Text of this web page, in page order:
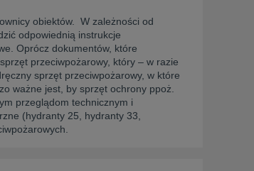
obiektów. W zależności od
odpowiednią instrukcje
Oprócz dokumentów, które
przeciwpożarowy, który – w razie
sprzęt przeciwpożarowy, w które
ważne jest, by sprzęt ochrony ppoż.
przeglądom technicznym i
(hydranty 25, hydranty 33,